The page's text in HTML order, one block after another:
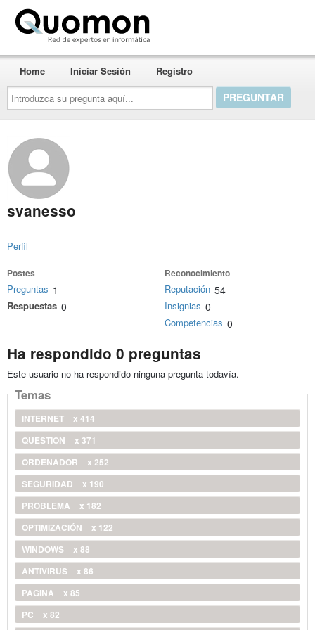
Introduzca
su
pregunta
aquí...
Home Iniciar Sesión Registro
svanesso
Perfil
Postes
Preguntas 1
Respuestas 0
Reconocimiento
Reputación 54
Insignias 0
Competencias 0
Ha respondido 0 preguntas
Este usuario no ha respondido ninguna pregunta todavía.
Temas
INTERNET
x 414
QUESTION
x 371
ORDENADOR
x 252
SEGURIDAD
x 190
PROBLEMA
x 182
OPTIMIZACIÓN
x 122
WINDOWS
x 88
ANTIVIRUS
x 86
PAGINA
x 85
PC
x 82